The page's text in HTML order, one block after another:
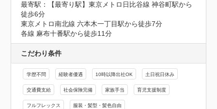
最寄駅：【最寄り駅】東京メトロ日比谷線 神谷町駅から
徒歩6分
東京メトロ南北線 六本木一丁目駅から徒歩7分
各線 麻布十番駅から徒歩11分
こだわり条件
学歴不問 経験者優遇 10時以降出社OK 土日祝日休み
交通費支給 社会保険完備 家族手当 育児支援制度
フルフレックス 服装・髪型・髪色自由